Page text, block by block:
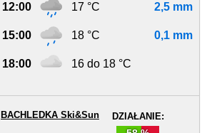
12:00 17 °C 2,5 mm
15:00 18 °C 0,1 mm
18:00 16 do 18 °C
DZIAŁANIE:
BACHLEDKA Ski&Sun